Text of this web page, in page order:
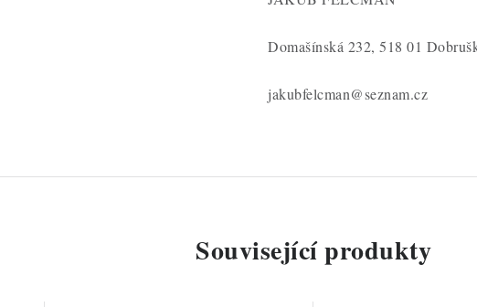
Domašínská 232, 518 01
jakubfelcman@seznam.cz
Související produkty